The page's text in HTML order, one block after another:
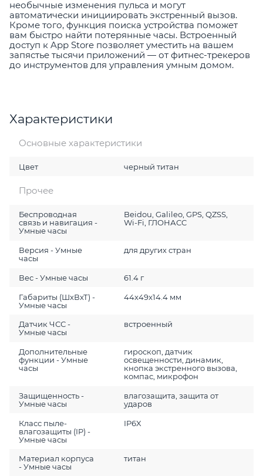
необычные изменения пульса и могут
автоматически инициировать экстренный вызов.
Кроме того, функция поиска устройства поможет
вам быстро найти потерянные часы. Встроенный
доступ к App Store позволяет уместить на вашем
запястье тысячи приложений — от фитнес-трекеров
до инструментов для управления умным домом.
Характеристики
Основные характеристики
Цвет черный титан
Прочее
Беспроводная
связь и навигация -
Умные часы
Beidou, Galileo, GPS, QZSS,
Wi-Fi, ГЛОНАСC
Версия - Умные
часы
для других стран
Вес - Умные часы 61.4 г
Габариты (ШхВхТ) -
Умные часы
44x49x14.4 мм
Датчик ЧСС -
Умные часы
встроенный
Дополнительные
функции - Умные
часы
гироскоп, датчик
освещенности, динамик,
кнопка экстренного вызова,
компас, микрофон
Защищенность -
Умные часы
влагозащита, защита от
ударов
Класс пыле-
влагозащиты (IP) -
Умные часы
IP6X
Материал корпуса
- Умные часы
титан